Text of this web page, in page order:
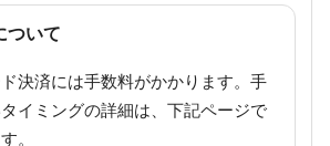
ついて
決済には手数料がかかります。手
イミングの詳細は、下記ページで
。